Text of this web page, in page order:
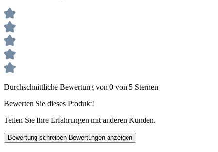
Durchschnittliche Bewertung von 0 von 5 Sternen
Bewerten Sie dieses Produkt!
Teilen Sie Ihre Erfahrungen mit anderen Kunden.
Bewertung schreiben Bewertungen anzeigen